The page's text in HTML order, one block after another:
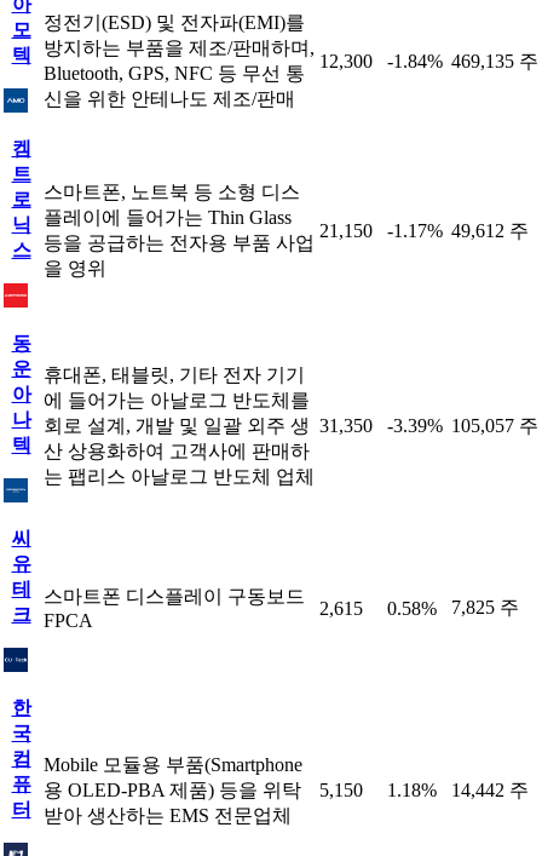
아
모
텍
정전기(ESD) 및 전자파(EMI)를
방지하는 부품을 제조/판매하며,
Bluetooth, GPS, NFC 등 무선 통
신을 위한 안테나도 제조/판매
12,300 -1.84% 469,135 주
켐
트
로
닉
스
스마트폰, 노트북 등 소형 디스
플레이에 들어가는 Thin Glass
등을 공급하는 전자용 부품 사업
을 영위
21,150 -1.17% 49,612 주
동
운
아
나
텍
휴대폰, 태블릿, 기타 전자 기기
에 들어가는 아날로그 반도체를
회로 설계, 개발 및 일괄 외주 생
산 상용화하여 고객사에 판매하
는 팹리스 아날로그 반도체 업체
31,350 -3.39% 105,057 주
씨
유
테
크
스마트폰 디스플레이 구동보드
FPCA
2,615 0.58% 7,825 주
한
국
컴
퓨
터
Mobile 모듈용 부품(Smartphone
용 OLED-PBA 제품) 등을 위탁
받아 생산하는 EMS 전문업체
5,150 1.18% 14,442 주